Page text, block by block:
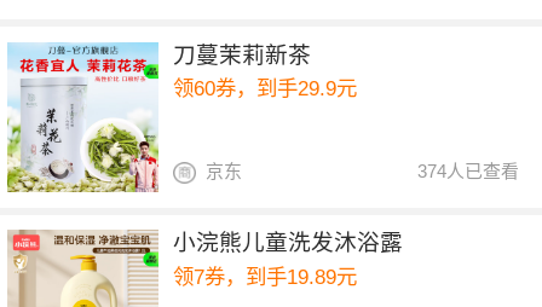
刀蔓茉莉新茶
领60券，到手29.9元
374人已查看
京东
小浣熊儿童洗发沐浴露
领7券，到手19.89元